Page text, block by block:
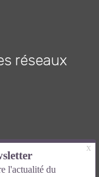
réseaux
et